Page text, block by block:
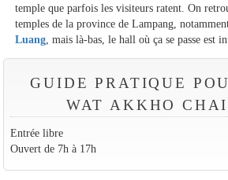
temple que parfois les visiteurs ratent. On
temples de la province de Lampang,
Luang , mais là-bas, le hall où ça se passe est
GUIDE PRATIQUE
WAT AKKHO
Entrée libre
Ouvert de 7h à 17h